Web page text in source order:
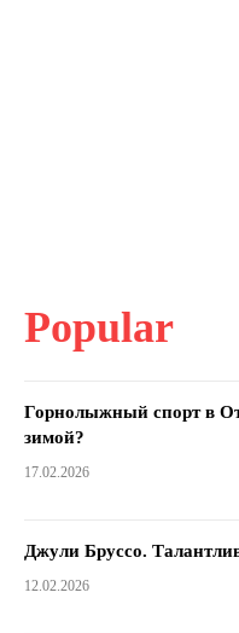
Popular
Горнолыжный спорт в
зимой?
17.02.2026
Джули Бруссо.
12.02.2026